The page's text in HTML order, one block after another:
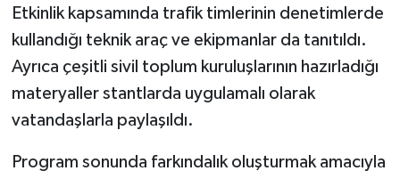
Etkinlik kapsamında trafik timlerinin denetimlerde
kullandığı teknik araç ve ekipmanlar da tanıtıldı.
Ayrıca çeşitli sivil toplum kuruluşlarının hazırladığı
materyaller stantlarda uygulamalı olarak
vatandaşlarla paylaşıldı.
Program sonunda farkındalık oluşturmak amacıyla